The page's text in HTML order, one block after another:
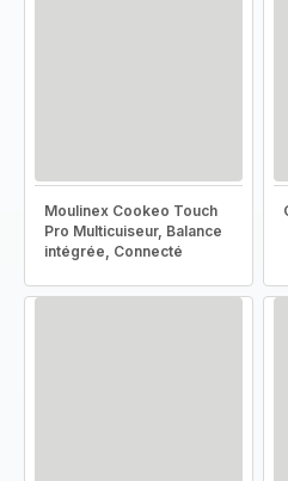
Moulinex Cookeo Touch
Pro Multicuiseur, Balance
intégrée, Connecté